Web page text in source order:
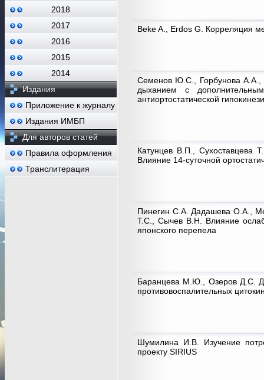
2018
2017
2016
2015
2014
Издания
Приложение к журналу
Издания ИМБП
Для авторов статей
Правила оформления
Транслитерация
Beke A., Erdos G. Корреляция
Семенов Ю.С., Горбунова А.А.,
дыханием с
антиортостатической
Катунцев В.П., Сухоставцева
Влияние 14-суточной
Пинегин С.А. Дадашева О.А.,
Т.С., Сычев В.Н. Влияние
японского перепела
Баранцева М.Ю., Озеров Д.С.
противовоспалительных
Шумилина И.В. Изучение
проекту SIRIUS